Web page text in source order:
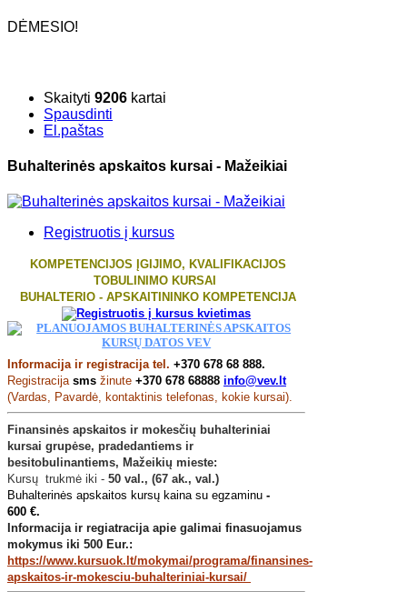
DĖMESIO!
Skaityti 9206 kartai
Spausdinti
El.paštas
Buhalterinės apskaitos kursai - Mažeikiai
Registruotis į kursus
KOMPETENCIJOS ĮGIJIMO, KVALIFIKACIJOS
TOBULINIMO KURSAI
BUHALTERIO - APSKAITININKO KOMPETENCIJA
Informacija ir registracija tel. +370 678 68 888.
Registracija sms žinute +370 678 68888 info@vev.lt
(Vardas, Pavardė, kontaktinis telefonas, kokie kursai).
Finansinės apskaitos ir mokesčių buhalteriniai
kursai grupėse, pradedantiems ir
besitobulinantiems, Mažeikių mieste:
Kursų trukmė iki - 50 val., (67 ak., val.)
Buhalterinės apskaitos kursų kaina su egzaminu -
600 €.
Informacija ir regiatracija apie galimai finasuojamus
mokymus iki 500 Eur.:
https://www.kursuok.lt/mokymai/programa/finansines-
apskaitos-ir-mokesciu-buhalteriniai-kursai/